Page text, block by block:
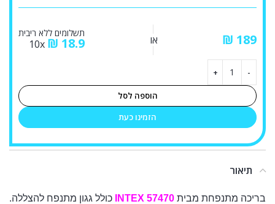
₪ או
תשלומים ללא ריבית
₪ 18.9
הוספה לסל
הזמינו כעת
תיאור
בריכה מתנפחת מבית 57470 INTEX כולל גגון מתנפח להצללה.